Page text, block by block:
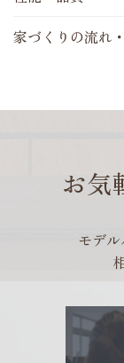
家づくりの流れ
お気
モデ